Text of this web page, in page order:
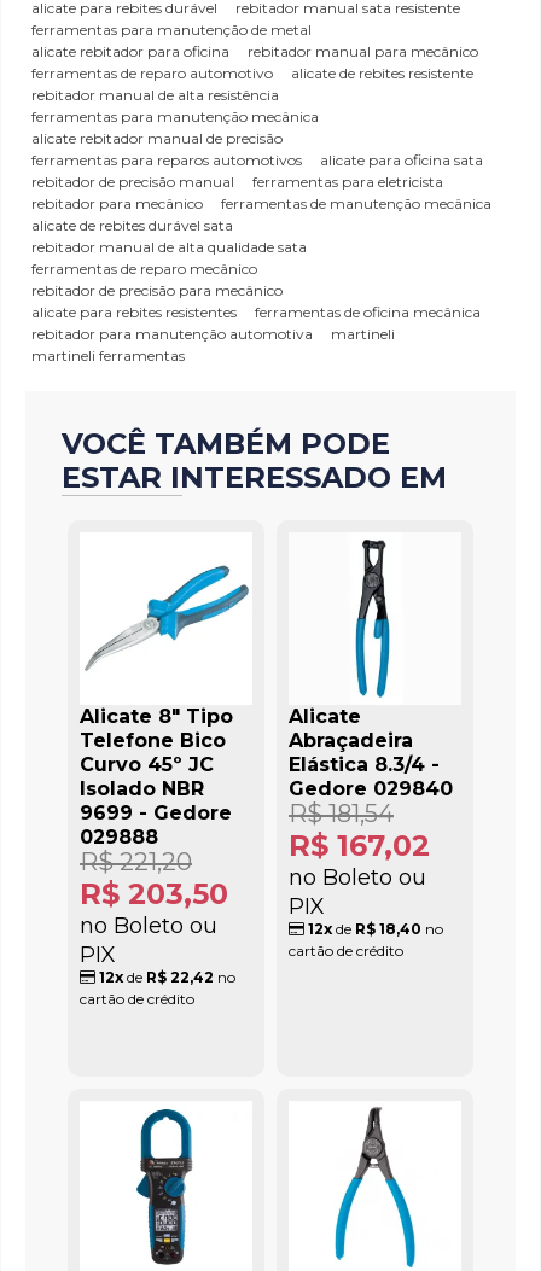
alicate para rebites durável
rebitador manual sata resistente
ferramentas para manutenção de metal
alicate rebitador para oficina
rebitador manual para mecânico
ferramentas de reparo automotivo
alicate de rebites resistente
rebitador manual de alta resistência
ferramentas para manutenção mecânica
alicate rebitador manual de precisão
ferramentas para reparos automotivos
alicate para oficina sata
rebitador de precisão manual
ferramentas para eletricista
rebitador para mecânico
ferramentas de manutenção mecânica
alicate de rebites durável sata
rebitador manual de alta qualidade sata
ferramentas de reparo mecânico
rebitador de precisão para mecânico
alicate para rebites resistentes
ferramentas de oficina mecânica
rebitador para manutenção automotiva
martineli
martineli ferramentas
VOCÊ TAMBÉM PODE
ESTAR INTERESSADO EM
Alicate 8" Tipo
Telefone Bico
Curvo 45º JC
Isolado NBR
9699 - Gedore
029888
R$ 203,50
no Boleto ou
PIX
R$ 221,20
12x de R$ 22,42 no
cartão de crédito
Alicate
Abraçadeira
Elástica 8.3/4 -
Gedore 029840
R$ 167,02
no Boleto ou
PIX
R$ 181,54
12xde R$ 18,40 no
cartão de crédito